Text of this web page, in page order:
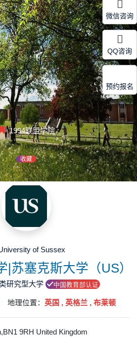
1994联盟学院
收藏
of Sussex
|苏塞克斯大学（US）
研究型大学 中国教育部认证
地理位置： 英国 , 英格兰 , 布莱顿
9RH United Kingdom
微信咨询
QQ咨询
预约报名